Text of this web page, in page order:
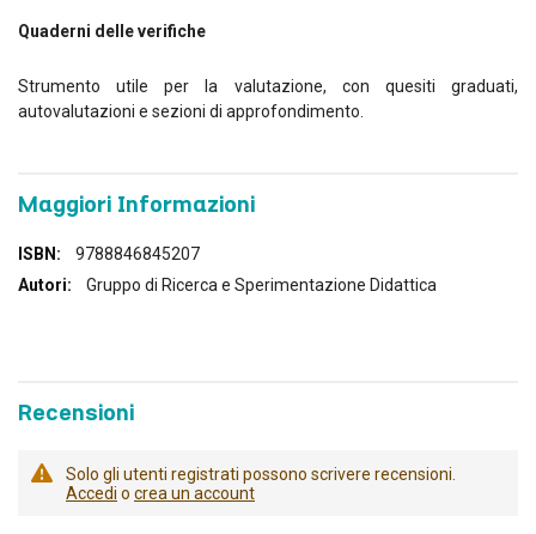
Quaderni delle verifiche
Strumento utile per la valutazione, con quesiti graduati,
autovalutazioni e sezioni di approfondimento.
Maggiori Informazioni
Maggiori
Informazioni
9788846845207
Gruppo di Ricerca e Sperimentazione Didattica
Recensioni
Solo gli utenti registrati possono scrivere recensioni.
Accedi o crea un account